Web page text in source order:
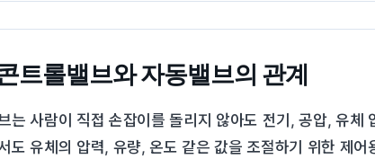
트롤밸브와 자동밸브의 관계
는 사람이 직접 손잡이를 돌리지 않아도 전기, 공압, 유
도 유체의 압력, 유량, 온도 같은 값을 조절하기 위한 제어